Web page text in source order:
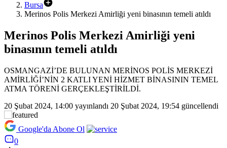
Bursa
Merinos Polis Merkezi Amirliği yeni binasının temeli atıldı
Merinos Polis Merkezi Amirliği yeni
binasının temeli atıldı
OSMANGAZİ’DE BULUNAN MERİNOS POLİS MERKEZİ
AMİRLİĞİ’NİN 2 KATLI YENİ HİZMET BİNASININ TEMEL
ATMA TÖRENİ GERÇEKLEŞTİRİLDİ.
20 Şubat 2024, 14:00 yayınlandı 20 Şubat 2024, 19:54 güncellendi
Google'da Abone Ol
0